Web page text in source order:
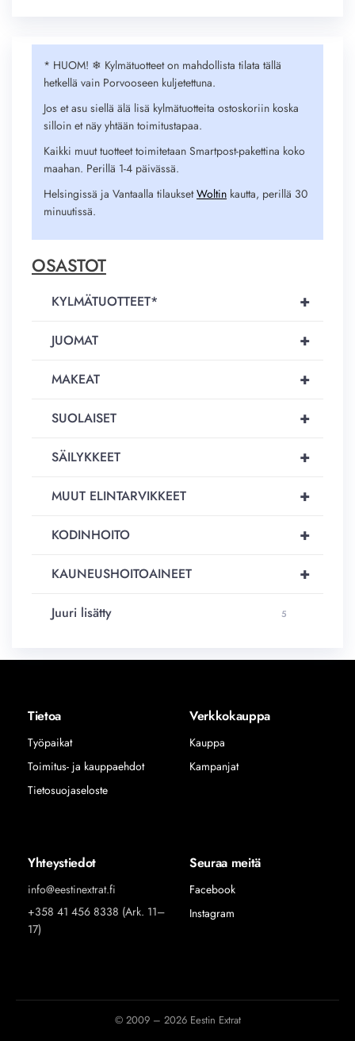
* HUOM! ❄︎ Kylmätuotteet on mahdollista tilata tällä
hetkellä vain Porvooseen kuljetettuna.
Jos et asu siellä älä lisä kylmätuotteita ostoskoriin koska
silloin et näy yhtään toimitustapaa.
Kaikki muut tuotteet toimitetaan Smartpost-pakettina koko
maahan. Perillä 1-4 päivässä.
Helsingissä ja Vantaalla tilauksetWoltin kautta, perillä 30
minuutissä.
OSASTOT
+
KYLMÄTUOTTEET*
+
JUOMAT
+
MAKEAT
+
SUOLAISET
+
SÄILYKKEET
+
MUUT ELINTARVIKKEET
+
KODINHOITO
+
KAUNEUSHOITOAINEET
Juuri lisätty 5
Tietoa
Työpaikat
Toimitus- ja kauppaehdot
Tietosuojaseloste
Verkkokauppa
Kauppa
Kampanjat
Yhteystiedot
info@eestinextrat.fi
+358 41 456 8338 (Ark. 11–
17)
Seuraa meitä
Facebook
Instagram
© 2009 – 2026 Eestin Extrat